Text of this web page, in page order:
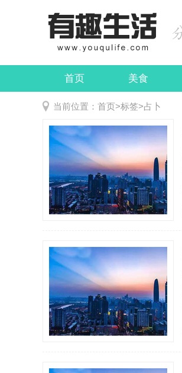
首页 美食
娱乐 民俗
当前位置： 首页>标签>占卜